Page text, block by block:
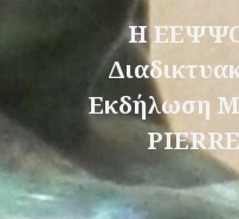
Η ΕΕΨΨΟ
Εκδήλωση